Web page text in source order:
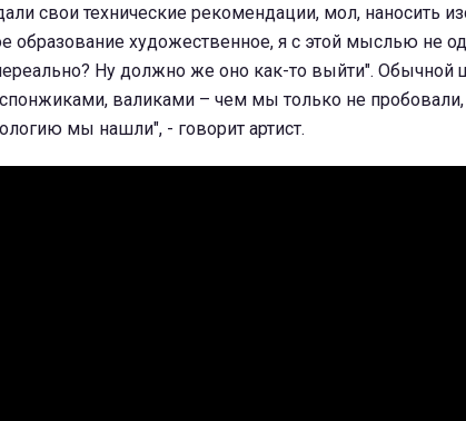
свои технические рекомендации, мол, наносить
образование художественное, я с этой мыслью не
Ну должно же оно как-то выйти". Обычной
спонжиками, валиками – чем мы только не
мы нашли", - говорит артист.